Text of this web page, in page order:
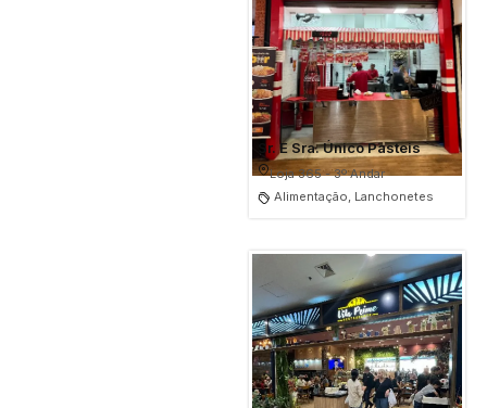
Sr. E Sra. Único Pasteis
Loja 365 - 3º Andar
Alimentação, Lanchonetes